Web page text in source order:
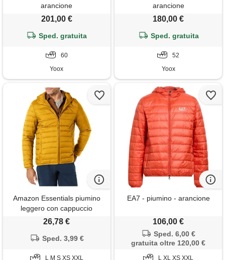
arancione
201,00 €
Sped. gratuita
60
Yoox
arancione
180,00 €
Sped. gratuita
52
Yoox
Amazon Essentials piumino
leggero con cappuccio
impermeabile e ripiegabile
26,78 €
Sped. 3,99 €
L M S XS XXL
EA7 - piumino - arancione
106,00 €
Sped. 6,00 €
gratuita oltre 120,00 €
L XL XS XXL